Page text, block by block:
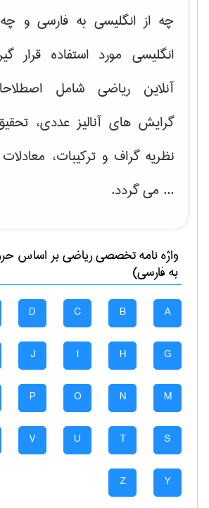
چه از انگلیسی به فارسی و
انگلیسی مورد استفاده قرار
آنلاین ریاضی شامل
گرایش های آنالیز عددی،
نظریه گراف و تركیبات،
... می گردد.
واژه نامه تخصصیرياضیبر اساس
به فارسی)
A
B
C
D
G
H
I
J
M
N
O
P
S
T
U
V
Y
Z